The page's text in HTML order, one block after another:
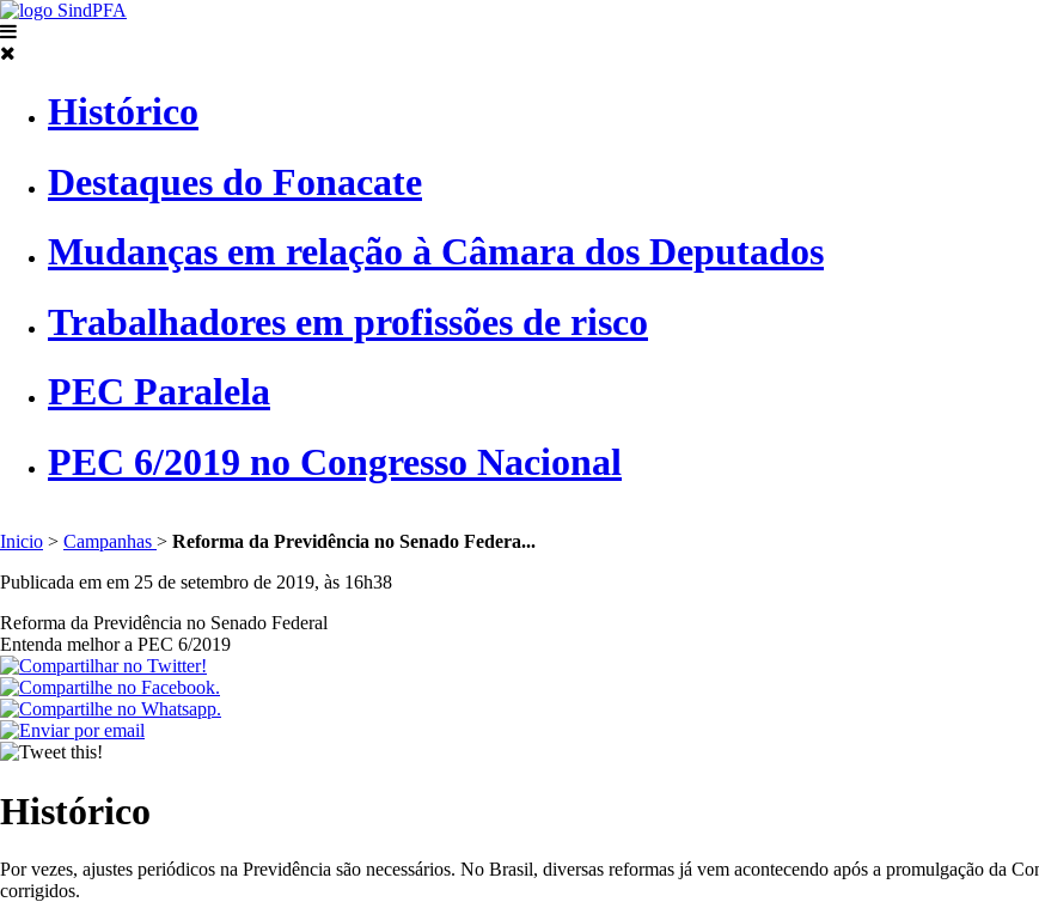
Histórico
Destaques do Fonacate
Mudanças em relação à Câmara dos Deputados
Trabalhadores em profissões de risco
PEC Paralela
PEC 6/2019 no Congresso Nacional
Inicio > Campanhas > Reforma da Previdência no Senado Federa...
Publicada em em 25 de setembro de 2019, às 16h38
Reforma da Previdência no Senado Federal
Entenda melhor a PEC 6/2019
Histórico
Por vezes, ajustes periódicos na Previdência são necessários. No Brasil, diversas reformas já vem acontecendo após a promulgação da
corrigidos.